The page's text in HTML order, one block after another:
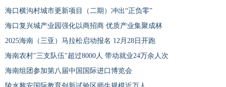
海口横沟村城市更新项目（二期）冲出“正负零”
海口复兴城产业园强化以商招商 优质产业集聚成林
2025海南（三亚）马拉松启动报名 12月28日开跑
海南农村"三支队伍"超过8000人 带动就业24万余人次
海南组团参加第八届中国国际进口博览会